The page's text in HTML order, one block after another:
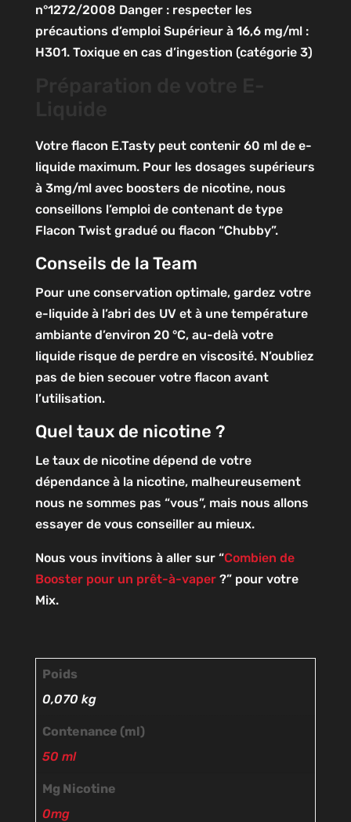
n°1272/2008 Danger : respecter les
précautions d’emploi Supérieur à 16,6 mg/ml :
H301. Toxique en cas d’ingestion (catégorie 3)
Votre flacon E.Tasty peut contenir 60 ml de e-
liquide maximum. Pour les dosages supérieurs
à 3mg/ml avec boosters de nicotine, nous
conseillons l’emploi de contenant de type
Flacon Twist gradué ou flacon “Chubby”.
Conseils de la Team
Pour une conservation optimale, gardez votre
e-liquide à l’abri des UV et à une température
ambiante d’environ 20 °C, au-delà votre
liquide risque de perdre en viscosité. N’oubliez
pas de bien secouer votre flacon avant
l’utilisation.
Quel taux de nicotine ?
Le taux de nicotine dépend de votre
dépendance à la nicotine, malheureusement
nous ne sommes pas “vous”, mais nous allons
essayer de vous conseiller au mieux.
Nous vous invitions à aller sur “Combien de
Booster pour un prêt-à-vaper?” pour votre
Mix.
Poids
0,070 kg
Contenance (ml)
50 ml
Mg Nicotine
0mg